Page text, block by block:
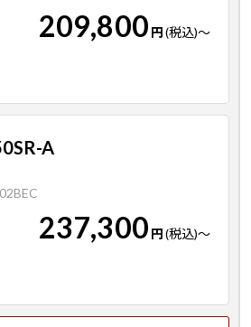
209,800 円(税込)～
A
237,300 円(税込)～